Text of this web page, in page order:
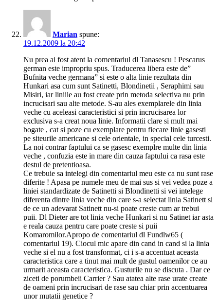
Marian spune:
19.12.2009 la 20:42
Nu prea ai fost atent la comentariul dl Tanasescu ! Pescarus
german este impropriu spus. Traducerea libera este de”
Bufnita veche germana” si este o alta linie rezultata din
Hunkari asa cum sunt Satinetti, Blondinetii , Seraphimi sau
Misiri, iar liniile au fost create prin metoda selectiva nu prin
incrucisari sau alte metode. S-au ales exemplarele din linia
veche cu aceleasi caracteristici si prin incrucisarea lor
exclusiva s-a creat noua linie. Informatii clare si mult mai
bogate , cat si poze cu exemplare pentru fiecare linie gasesti
pe siteurile americane si cele orientale, in special cele turcesti.
La noi contrar faptului ca se gasesc exemplre multe din linia
veche , confuzia este in mare din cauza faptului ca rasa este
destul de pretentioasa.
Ce trebuie sa intelegi din comentariul meu este ca nu sunt rase
diferite ! Apasa pe numele meu de mai sus si vei vedea poze a
liniei standardizate de Satinetti si Blondinetti si vei intelege
diferenta dintre linia veche din care s-a selectat linia Satinett si
de ce un adevarat Satinett nu-si poate creste cum ar trebui
puii. Dl Dieter are tot linia veche Hunkari si nu Satinet iar asta
e reala cauza pentru care poate creste si puii
Komaromilor.Apropo de comentariul dl Fundlw65 (
comentariul 19). Ciocul mic apare din cand in cand si la linia
veche si el nu a fost transformat, ci i s-a accentuat aceasta
caracteristica care a tinut mai mult de gustul oamenilor ce au
urmarit aceasta caracteristica. Gusturile nu se discuta . Dar ce
ziceti de porumbeii Carrier ? Sau atatea alte rase urate create
de oameni prin incrucisari de rase sau chiar prin accentuarea
unor mutatii genetice ?